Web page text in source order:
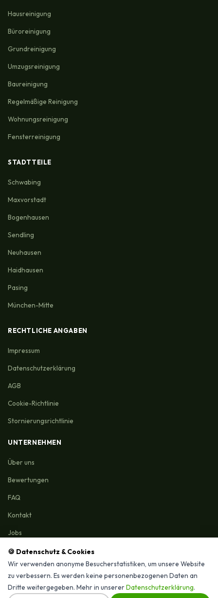
🍪 Datenschutz & Cookies
Wir verwenden anonyme Besucherstatistiken, um unsere Website
zu verbessern. Es werden keine personenbezogenen Daten an
Dritte weitergegeben. Mehr in unsererDatenschutzerklärung.
Hausreinigung
Büroreinigung
Grundreinigung
Umzugsreinigung
Baureinigung
Regelmäßige Reinigung
Wohnungsreinigung
Fensterreinigung
STADTTEILE
Schwabing
Maxvorstadt
Bogenhausen
Sendling
Neuhausen
Haidhausen
Pasing
München-Mitte
RECHTLICHE ANGABEN
Impressum
Datenschutzerklärung
AGB
Cookie-Richtlinie
Stornierungsrichtlinie
UNTERNEHMEN
Über uns
Bewertungen
FAQ
Kontakt
Jobs
Reinigungmunchen.de © 2026 Alle Rechte vorbehalten
⭐ 4,9/15 Google-Bewertungen · Seit 2025 in München